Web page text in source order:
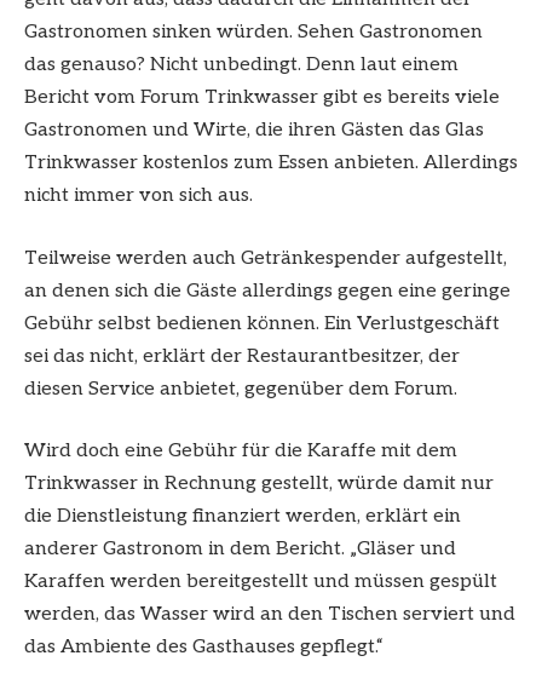
Gastronomen sinken würden. Sehen Gastronomen
das genauso? Nicht unbedingt. Denn laut einem
Bericht vom Forum Trinkwasser gibt es bereits viele
Gastronomen und Wirte, die ihren Gästen das Glas
Trinkwasser kostenlos zum Essen anbieten. Allerdings
nicht immer von sich aus.
Teilweise werden auch Getränkespender aufgestellt,
an denen sich die Gäste allerdings gegen eine geringe
Gebühr selbst bedienen können. Ein Verlustgeschäft
sei das nicht, erklärt der Restaurantbesitzer, der
diesen Service anbietet, gegenüber dem Forum.
Wird doch eine Gebühr für die Karaffe mit dem
Trinkwasser in Rechnung gestellt, würde damit nur
die Dienstleistung finanziert werden, erklärt ein
anderer Gastronom in dem Bericht. „Gläser und
Karaffen werden bereitgestellt und müssen gespült
werden, das Wasser wird an den Tischen serviert und
das Ambiente des Gasthauses gepflegt.“